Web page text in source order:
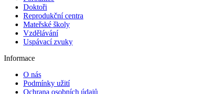
Doktoři
Reprodukční centra
Mateřské školy
Vzdělávání
Uspávací zvuky
Informace
O nás
Podmínky užití
Ochrana osobních údajů